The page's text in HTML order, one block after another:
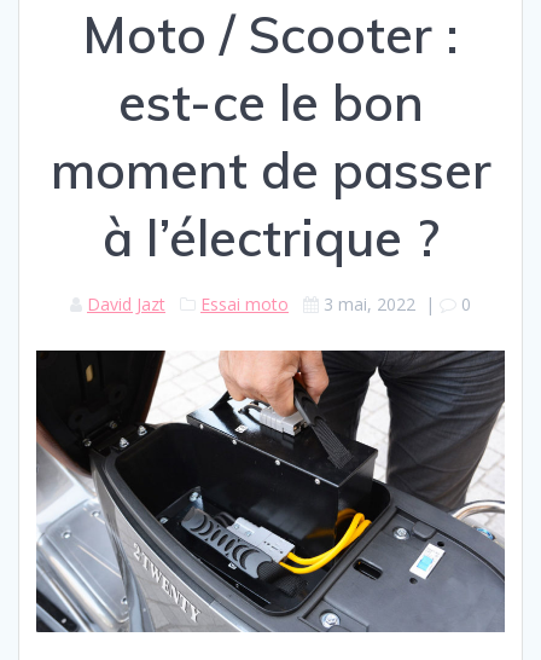
Moto / Scooter :
est-ce le bon
moment de passer
à l’électrique ?
David Jazt Essai moto 3 mai, 2022 | 0